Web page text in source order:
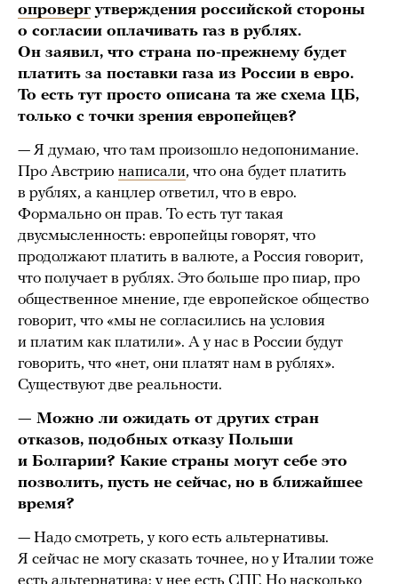
опроверг утверждения российской стороны
о согласии оплачивать газ в рублях.
Он заявил, что страна по-прежнему будет
платить за поставки газа из России в евро.
То есть тут просто описана та же схема ЦБ,
только с точки зрения европейцев?
— Я думаю, что там произошло недопонимание.
Про Австрию написали, что она будет платить
в рублях, а канцлер ответил, что в евро.
Формально он прав. То есть тут такая
двусмысленность: европейцы говорят, что
продолжают платить в валюте, а Россия говорит,
что получает в рублях. Это больше про пиар, про
общественное мнение, где европейское общество
говорит, что «мы не согласились на условия
и платим как платили». А у нас в России будут
говорить, что «нет, они платят нам в рублях».
Существуют две реальности.
— Можно ли ожидать от других стран
отказов, подобных отказу Польши
и Болгарии? Какие страны могут себе это
позволить, пусть не сейчас, но в ближайшее
время?
— Надо смотреть, у кого есть альтернативы.
Я сейчас не могу сказать точнее, но у Италии тоже